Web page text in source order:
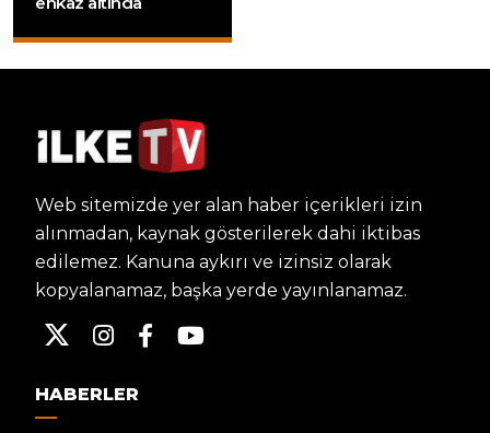
Web sitemizde yer alan haber içerikleri izin
alınmadan, kaynak gösterilerek dahi iktibas
edilemez. Kanuna aykırı ve izinsiz olarak
kopyalanamaz, başka yerde yayınlanamaz.
HABERLER